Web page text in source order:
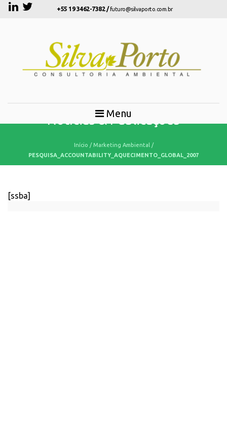
+55 19 3462-7382 /futuro@silvaporto.com.br
Menu
Notícias & Publicações
Início / Marketing Ambiental /
PESQUISA_ACCOUNTABILITY_AQUECIMENTO_GLOBAL_2007
[ssba]